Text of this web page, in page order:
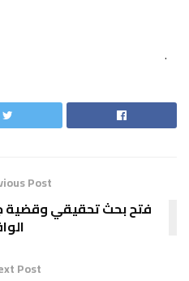
.
Post
فتح بحث تحقيقي وقضية
Post